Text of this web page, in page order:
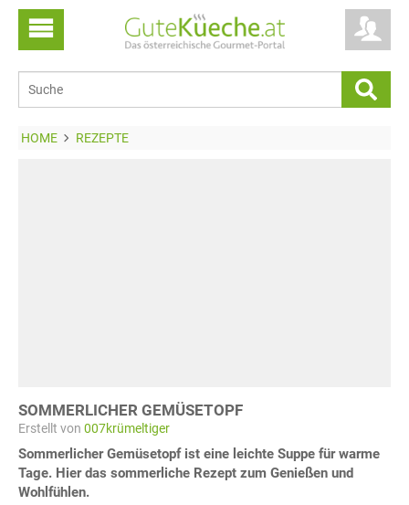
HOME REZEPTE
SOMMERLICHER GEMÜSETOPF
Erstellt von 007krümeltiger
Sommerlicher Gemüsetopf ist eine leichte Suppe für warme
Tage. Hier das sommerliche Rezept zum Genießen und
Wohlfühlen.